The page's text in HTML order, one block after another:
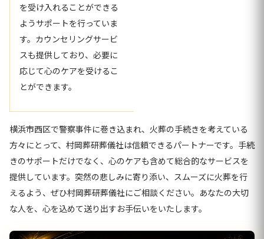
を受け入れることができる
ようサポートを行っていま
す。カウンセリングサービ
スも提供しており、必要に
応じて心のケアを受けるこ
とができます。
横浜市西区で警察事件に巻き込まれ、火葬の手続きを考えている
方々にとって、村岡葬研葬儀社は信頼できるパートナーです。手続
きのサポートだけでなく、心のケアも含めて総合的なサービスを
提供しています。突然の悲しみに寄り添い、スムーズに火葬を行
えるよう、ぜひ村岡葬研葬儀社にご相談ください。あなたの大切
な人を、心を込めて送り出すお手伝いをいたします。